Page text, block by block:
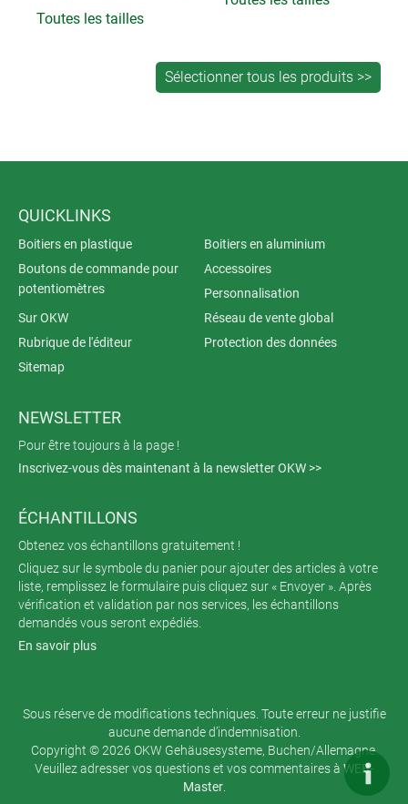
Toutes les tailles
QUICKLINKS
Boitiers en plastique
Boitiers en aluminium
Boutons de commande pour
potentiomètres
Accessoires
Personnalisation
Sur OKW
Réseau de vente global
Rubrique de l'éditeur
Protection des données
Sitemap
NEWSLETTER
Pour être toujours à la page !
Inscrivez-vous dès maintenant à la newsletter OKW >>
ÉCHANTILLONS
Obtenez vos échantillons gratuitement !
Cliquez sur le symbole du panier pour ajouter des articles à votre
liste, remplissez le formulaire puis cliquez sur « Envoyer ». Après
vérification et validation par nos services, les échantillons
demandés vous seront expédiés.
En savoir plus
Sous réserve de modifications techniques. Toute erreur ne justifie
aucune demande d’indemnisation.
Copyright © 2026 OKW Gehäusesysteme, Buchen/Allemagne.
Veuillez adresser vos questions et vos commentaires à WEB-
Master.